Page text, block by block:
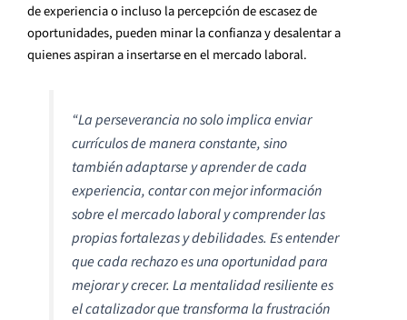
de experiencia o incluso la percepción de escasez de
oportunidades, pueden minar la confianza y desalentar a
quienes aspiran a insertarse en el mercado laboral.
“La perseverancia no solo implica enviar
currículos de manera constante, sino
también adaptarse y aprender de cada
experiencia, contar con mejor información
sobre el mercado laboral y comprender las
propias fortalezas y debilidades. Es entender
que cada rechazo es una oportunidad para
mejorar y crecer. La mentalidad resiliente es
el catalizador que transforma la frustración